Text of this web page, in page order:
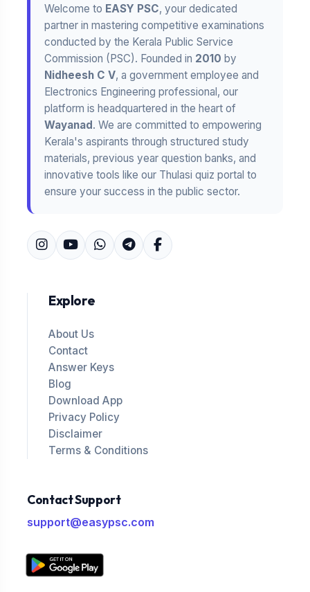
Welcome to EASY PSC, your dedicated
partner in mastering competitive examinations
conducted by the Kerala Public Service
Commission (PSC). Founded in 2010 by
Nidheesh C V, a government employee and
Electronics Engineering professional, our
platform is headquartered in the heart of
Wayanad. We are committed to empowering
Kerala's aspirants through structured study
materials, previous year question banks, and
innovative tools like our Thulasi quiz portal to
ensure your success in the public sector.
Explore
About Us
Contact
Answer Keys
Blog
Download App
Privacy Policy
Disclaimer
Terms & Conditions
Contact Support
support@easypsc.com